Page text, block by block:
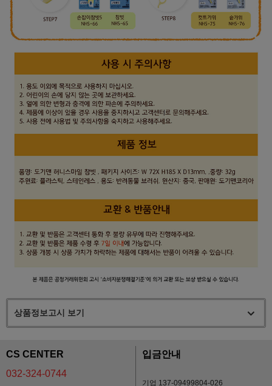
상품정보고시 보기
CS CENTER
032-324-0744
입금안내
기업 137-09499804-026